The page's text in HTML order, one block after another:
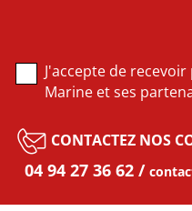
J'accepte de
Marine et ses
CONTACTEZ NOS
04 94 27 36 62